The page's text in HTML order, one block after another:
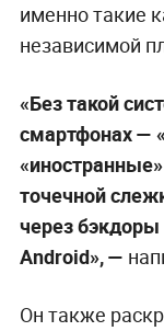
именно такие
независимой
«Без такой
смартфонах —
точечной
через
Android», —
Он также